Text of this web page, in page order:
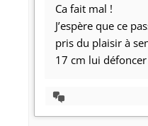
Ca fait mal !
J’espère que ce
pris du plaisir à
17 cm lui